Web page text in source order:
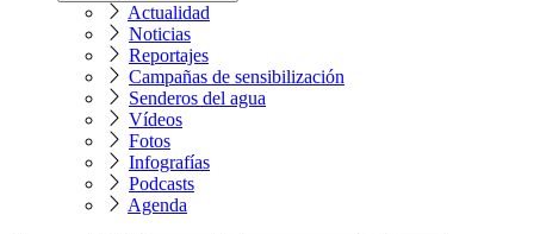
Actualidad
Noticias
Reportajes
Campañas de sensibilización
Senderos del agua
Vídeos
Fotos
Infografías
Podcasts
Agenda